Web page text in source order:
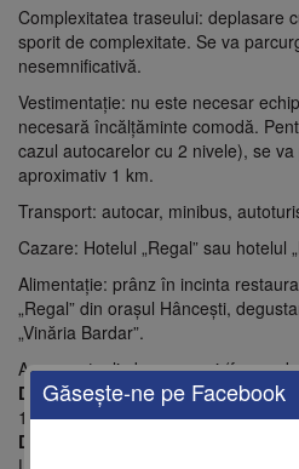
Complexitatea traseului: deplasare
sporit de complexitate. Se va
nesemnificativă.
Vestimentație: nu este necesar
necesară încălțăminte comodă.
cazul autocarelor cu 2 nivele), se
aproximativ 1 km.
Transport: autocar, minibus,
Cazare: Hotelul „Regal” sau hotelul
Alimentație: prânz în incinta
„Regal” din orașul Hâncești,
„Vinăria Bardar”.
Agrement: plimbare cu cai (ferma
Distance:
120Km
Duration:
Găseşte-ne pe Facebook